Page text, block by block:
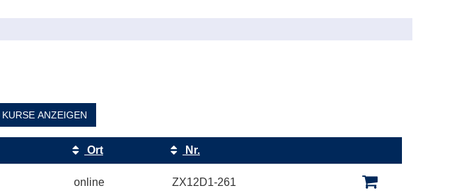
KURSE ANZEIGEN
Ort
Nr.
Kursstatus
online ZX12D1-261